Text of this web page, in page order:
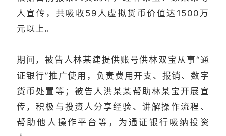
人宣传，共吸收59人虚拟货币价值达1500万
元以上。
期间，被告人林某建提供账号供林双宝从事“通
证银行”推广使用，负责费用开支、报销、数字
货币处置等；被告人洪某某帮助林某宝开展宣
传，积极与投资人分享经验、讲解操作流程、
帮助他人操作平台等，为通证银行吸纳投资